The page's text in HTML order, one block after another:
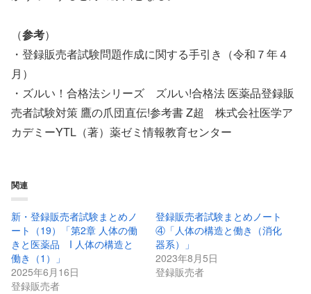
（参考）
・登録販売者試験問題作成に関する手引き（令和７年４
月）
・ズルい！合格法シリーズ ズルい!合格法 医薬品登録販
売者試験対策 鷹の爪団直伝!参考書 Z超 株式会社医学ア
カデミーYTL（著）薬ゼミ情報教育センター
関連
新・登録販売者試験まとめノ
ート（19）「第2章 人体の働
きと医薬品 I 人体の構造と
働き（1）」
2025年6月16日
登録販売者
登録販売者試験まとめノート
④「人体の構造と働き（消化
器系）」
2023年8月5日
登録販売者